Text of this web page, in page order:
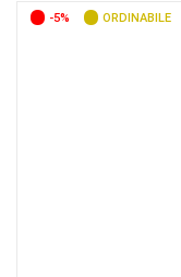
-5% ORDINABILE